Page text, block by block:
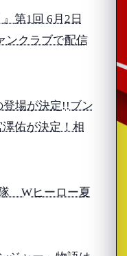
第1回 6月2日
ンクラブで配信
登場が決定!!ブン
佑が決定！相
隊 Wヒーロー夏